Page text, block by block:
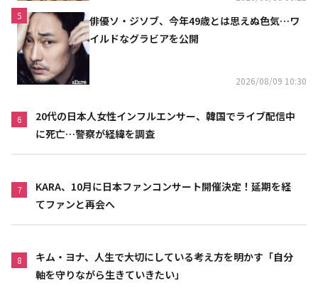
5
俳優ソ・ジソブ、今年49歳とは思えぬ色気…ワ
イルドなグラビアを公開
2026/08/09 10:30
6
20代の日本人女性インフルエンサー、韓国でライブ配信中
に死亡…警察が経緯を調査
7
KARA、10月に日本ファンコンサート開催決定！延期を経
てファンと再会へ
8
キム・ヨナ、人生で大切にしている考え方を明かす「自分
軸を守りながら生きていきたい」